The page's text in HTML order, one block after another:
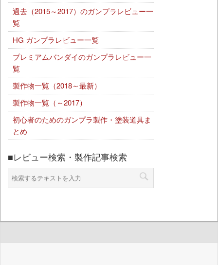
過去（2015～2017）のガンプラレビュー一
覧
HG ガンプラレビュー一覧
プレミアムバンダイのガンプラレビュー一
覧
製作物一覧（2018～最新）
製作物一覧（～2017）
初心者のためのガンプラ製作・塗装道具ま
とめ
■レビュー検索・製作記事検索